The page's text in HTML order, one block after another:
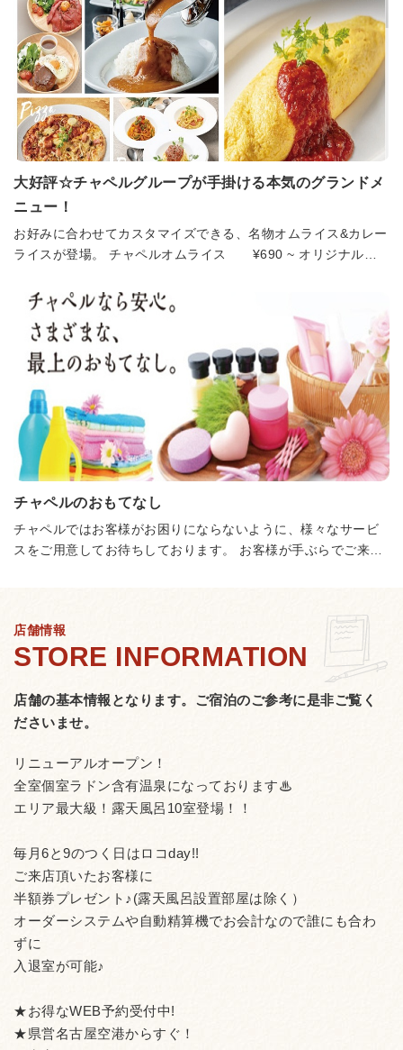
大好評☆チャペルグループが手掛ける本気のグランドメ
ニュー！
お好みに合わせてカスタマイズできる、名物オムライス&カレー
ライスが登場。 チャペルオムライス ¥690 ~ オリジナルカ
ソース豚かつプレート ¥890 ローストビーフプ
レート ¥990 生ハンバーグプレート
¥790 サーロインステーキプレート ¥990
サイコロステーキ ¥890 海老フ
ライ&蟹クリームコロッケ ¥890 生ハンバーグ ¥690
サイコロ・ステーキ ¥790 チキンステーキ
¥590 フルグリル ¥2,300 4種のチーズのカルボ
ナーラ ¥890 旨辛カレーソーススパゲッティ
¥690 濃厚トマトクリームスパゲッティ ¥790 じっくり煮
込んだミートソーススパゲッティ ¥590 昔懐かしのナポリタ
ン ¥590 クラムチャウダースパゲッティ ¥790
ミックスミートマルゲリータ ¥790 カレーピッ
ツァ ¥790 4種のチーズとグリルチキンのピッツァ ¥790
とミックスビーンズのサラダ ¥590 ジャンキーフ
ライドポテト ¥290 こだわりの唐揚げ 1個
¥80 骨なし手羽先の唐揚げ 1本 ¥120 ぐるぐる
渦巻きソーセージ ¥690 豚かつサンド ¥690
チャペル・ハンバーガー ¥890 ポテトとベーコ
ンのチーズ焼き ¥490 デニッシュパン はちみつバニラ
ュパン はちみつベリー ¥890 厚釜焼きパンケ
ーキ ¥490 甘酸っぱいベリーベリーのパフェ ¥590 シチ
リア風アイスチーズケーキのパフェ ¥590 ほろにがフォンダ
チャペルのおもてなし
チャペルではお客様がお困りにならないように、様々なサービ
スをご用意してお待ちしております。 お客様が手ぶらでご来店
店舗情報
店舗の基本情報となります。 ご宿泊のご参考に是非ご覧く
ださいませ。
リニューアルオープン！
全室個室ラドン含有温泉になっております♨
エリア最大級！露天風呂10室登場！！
毎月6と9のつく日はロコday!!
ご来店頂いたお客様に
半額券プレゼント♪(露天風呂設置部屋は除く）
オーダーシステムや自動精算機でお会計なので誰にも合わ
ずに
入退室が可能♪
★お得なWEB予約受付中!
★県営名古屋空港からすぐ！